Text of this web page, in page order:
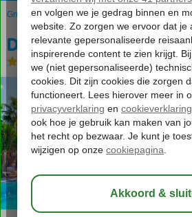
Griekenland Kos Kos-Stad Psalidi Denise
Denise Appartementen
Logies Appartement